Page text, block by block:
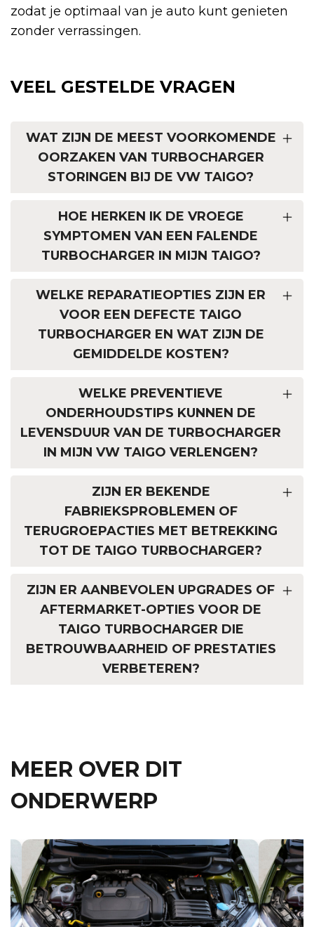
zodat je optimaal van je auto kunt genieten
zonder verrassingen.
VEEL GESTELDE VRAGEN
WAT ZIJN DE MEEST VOORKOMENDE
OORZAKEN VAN TURBOCHARGER
STORINGEN BIJ DE VW TAIGO?
HOE HERKEN IK DE VROEGE
SYMPTOMEN VAN EEN FALENDE
TURBOCHARGER IN MIJN TAIGO?
WELKE REPARATIEOPTIES ZIJN ER
VOOR EEN DEFECTE TAIGO
TURBOCHARGER EN WAT ZIJN DE
GEMIDDELDE KOSTEN?
WELKE PREVENTIEVE
ONDERHOUDSTIPS KUNNEN DE
LEVENSDUUR VAN DE TURBOCHARGER
IN MIJN VW TAIGO VERLENGEN?
ZIJN ER BEKENDE
FABRIEKSPROBLEMEN OF
TERUGROEPACTIES MET BETREKKING
TOT DE TAIGO TURBOCHARGER?
ZIJN ER AANBEVOLEN UPGRADES OF
AFTERMARKET-OPTIES VOOR DE
TAIGO TURBOCHARGER DIE
BETROUWBAARHEID OF PRESTATIES
VERBETEREN?
MEER OVER DIT
ONDERWERP